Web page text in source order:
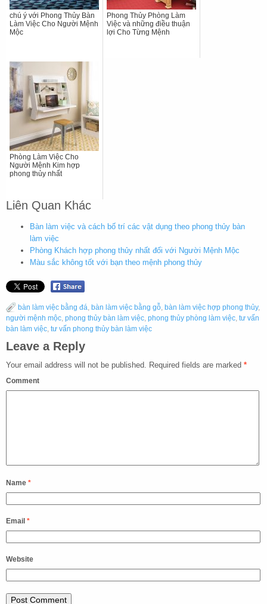
chú ý với Phong Thủy Bàn
Làm Việc Cho Người Mệnh
Mộc
Phong Thủy Phòng Làm
Việc và những điều thuận
lợi Cho Từng Mệnh
Phòng Làm Việc Cho
Người Mệnh Kim hợp
phong thủy nhất
Liên Quan Khác
Bàn làm việc và cách bố trí các vật dụng theo phong thủy bàn
làm việc
Phòng Khách hợp phong thủy nhất đối với Người Mệnh Mộc
Màu sắc không tốt với bạn theo mệnh phong thủy
bàn làm việc bằng đá, bàn làm việc bằng gỗ, bàn làm việc hợp phong thủy,
người mệnh mộc, phong thủy bàn làm việc, phong thủy phòng làm việc, tư vấn
bàn làm việc, tư vấn phong thủy bàn làm việc
Leave a Reply
Your email address will not be published. Required fields are marked *
Comment
Name *
Email *
Website